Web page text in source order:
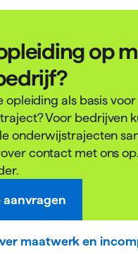
op
opleiding als basis voor
Voor bedrijven
onderwijstrajecten
contact met ons
aanvragen
maatwerk en